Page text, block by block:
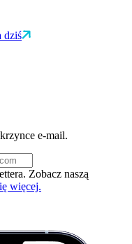
dziś
e-mail.
Zobacz naszą
więcej.